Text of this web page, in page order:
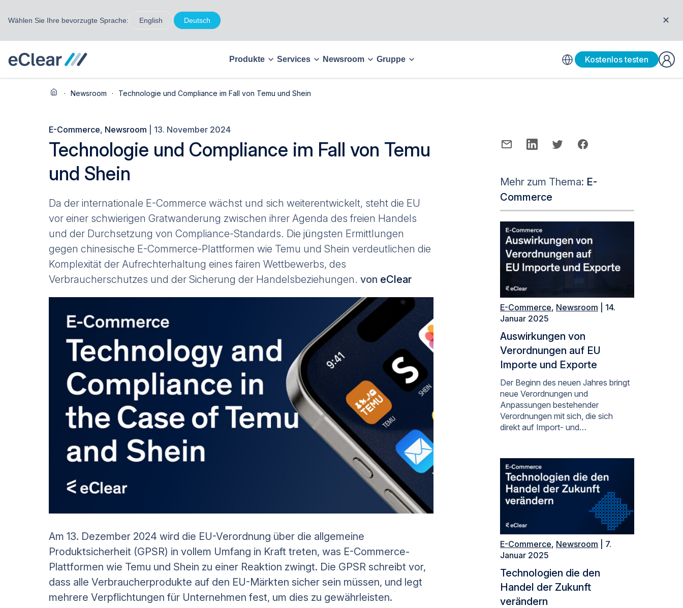
Wählen Sie Ihre bevorzugte Sprache: English Deutsch ✕
Produkte Services Newsroom Gruppe Kostenlos testen
· Newsroom · Technologie und Compliance im Fall von Temu und Shein
E-Commerce, Newsroom | 13. November 2024
Technologie und Compliance im Fall von Temu
und Shein
Da der internationale E-Commerce wächst und sich weiterentwickelt, steht die EU
vor einer schwierigen Gratwanderung zwischen ihrer Agenda des freien Handels
und der Durchsetzung von Compliance-Standards. Die jüngsten Ermittlungen
gegen chinesische E-Commerce-Plattformen wie Temu und Shein verdeutlichen die
Komplexität der Aufrechterhaltung eines fairen Wettbewerbs, des
Verbraucherschutzes und der Sicherung der Handelsbeziehungen. von eClear
Am 13. Dezember 2024 wird die EU-Verordnung über die allgemeine
Produktsicherheit (GPSR) in vollem Umfang in Kraft treten, was E-Commerce-
Plattformen wie Temu und Shein zu einer Reaktion zwingt. Die GPSR schreibt vor,
dass alle Verbraucherprodukte auf den EU-Märkten sicher sein müssen, und legt
mehrere Verpflichtungen für Unternehmen fest, um dies zu gewährleisten.
Mehr zum Thema: E-
Commerce
E-Commerce, Newsroom | 14.
Januar 2025
Auswirkungen von
Verordnungen auf EU
Importe und Exporte
Der Beginn des neuen Jahres bringt
neue Verordnungen und
Anpassungen bestehender
Verordnungen mit sich, die sich
direkt auf Import- und…
E-Commerce, Newsroom | 7.
Januar 2025
Technologien die den
Handel der Zukunft
verändern